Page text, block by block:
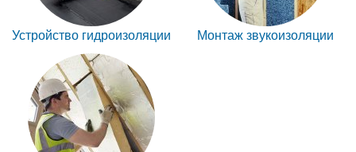
Устройство гидроизоляции Монтаж звукоизоляции